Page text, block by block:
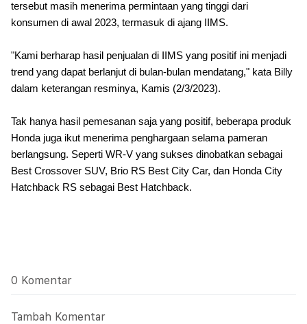
tersebut masih menerima permintaan yang tinggi dari
konsumen di awal 2023, termasuk di ajang IIMS.
"Kami berharap hasil penjualan di IIMS yang positif ini menjadi
trend yang dapat berlanjut di bulan-bulan mendatang," kata Billy
dalam keterangan resminya, Kamis (2/3/2023).
Tak hanya hasil pemesanan saja yang positif, beberapa produk
Honda juga ikut menerima penghargaan selama pameran
berlangsung. Seperti WR-V yang sukses dinobatkan sebagai
Best Crossover SUV, Brio RS Best City Car, dan Honda City
Hatchback RS sebagai Best Hatchback.
0 Komentar
Tambah Komentar